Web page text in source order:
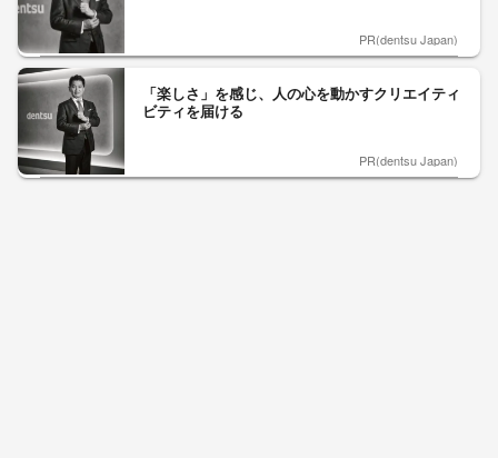
PR(dentsu Japan)
「楽しさ」を感じ、人の心を動かすクリエイティ
ビティを届ける
PR(dentsu Japan)